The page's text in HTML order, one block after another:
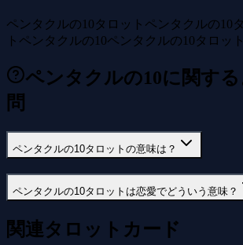
ペンタクルの10タロット ペンタクルの10
トペンタクルの10ペンタクルの10タロッ
ペンタクルの10に関す
問
ペンタクルの10タロットの意味は？
ペンタクルの10タロットは恋愛でどういう意味？
関連タロットカード